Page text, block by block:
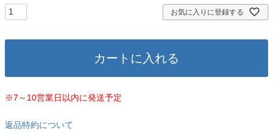
お気に入りに登録する
カートに入れる
※7～10営業日以内に発送予定
返品特約について